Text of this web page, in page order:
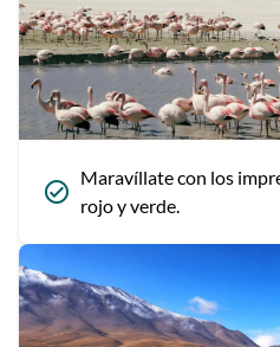
Maravíllate con los
rojo y verde.